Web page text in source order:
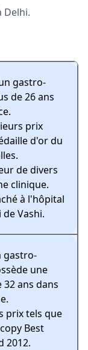
Delhi.
gastro-
de 26 ans
prix
d'or du
de divers
clinique.
à l'hôpital
Vashi.
gastro-
une
ans dans
prix tels que
Best
2012.